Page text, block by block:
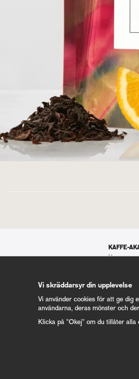
KAFFE-
Nyrostat
Koffeinfritt
För dig
Vi skräddarsyr din upplevelse
Vi använder cookies för att ge dig
användarna, deras mönster och
Klicka på "Okej" om du tillåter alla